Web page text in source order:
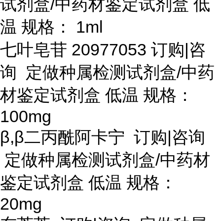
试剂盒/中药材鉴定试剂盒 低
温 规格： 1ml
七叶皂苷 20977053 订购|咨
询 定做种属检测试剂盒/中药
材鉴定试剂盒 低温 规格：
100mg
β,β二丙酰阿卡宁 订购|咨询
定做种属检测试剂盒/中药材
鉴定试剂盒 低温 规格：
20mg